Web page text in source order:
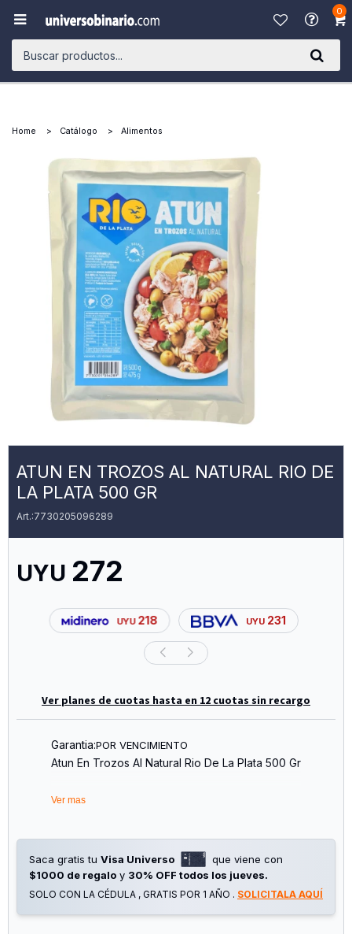
0

Home Catálogo Alimentos
ATUN EN TROZOS AL NATURAL RIO DE
LA PLATA 500 GR
7730205096289
UYU 272
UYU 218 UYU 231
Ver planes de cuotas hasta en 12 cuotas sin recargo
Garantia:POR VENCIMIENTO
Atun En Trozos Al Natural Rio De La Plata 500 Gr
Ver mas
Saca gratis tu Visa Universo
que viene con
$1000 de regalo y 30% OFF todos los jueves.
SOLO CON LA CÉDULA , GRATIS POR 1 AÑO . SOLICITALA AQUÍ